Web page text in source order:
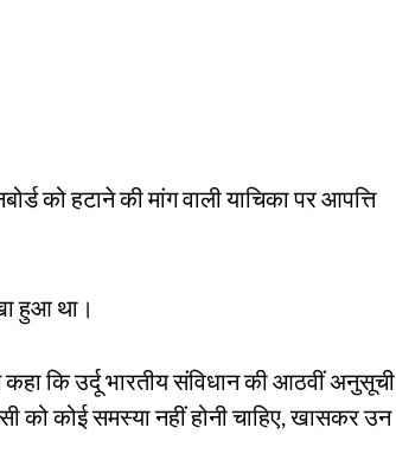
को हटाने की मांग वाली याचिका पर आपत्ति
हुआ था।
कि उर्दू भारतीय संविधान की आठवीं अनुसूची
को कोई समस्या नहीं होनी चाहिए, खासकर उन